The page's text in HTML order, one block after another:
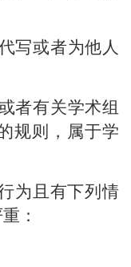
写或者为他人
者有关学术组
规则，属于学
为且有下列情
：